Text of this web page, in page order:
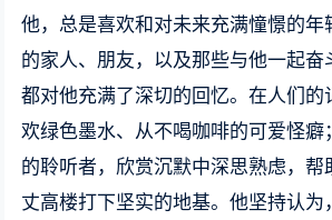
他，总是喜欢和对未来充满憧憬的年
的家人、朋友，以及那些与他一起奋
都对他充满了深切的回忆。在人们的
欢绿色墨水、从不喝咖啡的可爱怪癖
的聆听者，欣赏沉默中深思熟虑，帮
丈高楼打下坚实的地基。他坚持认为